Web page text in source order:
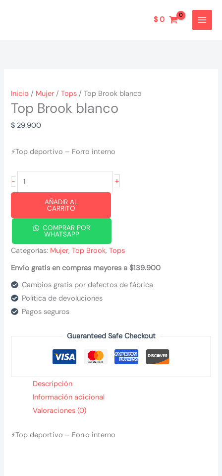
$0
Inicio / Mujer /Tops / Top Brook blanco
Top Brook blanco
$ 29.900
⚡Top deportivo – Forro interno
-
Top
Brook
cantidad
+
AÑADIR AL
CARRITO
COMPRAR POR
WHATSAPP
Categorías: Mujer,Top Brook,Tops
Envio gratis en compras mayores a $139.900
Cambios gratis por defectos de fábrica
Política de devoluciones
Pagos seguros
Guaranteed Safe Checkout
Descripción
Información adicional
Valoraciones (0)
⚡Top deportivo – Forro interno